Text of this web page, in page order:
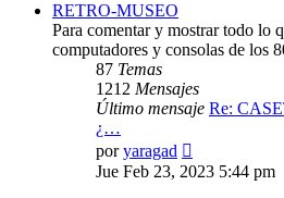
RETRO-MUSEO
Para comentar y mostrar todo lo
computadores y consolas de los
87 Temas
1212 Mensajes
Último mensaje Re:
¿…
poryaragad
último
Jue Feb 23, 2023 5:44 pm